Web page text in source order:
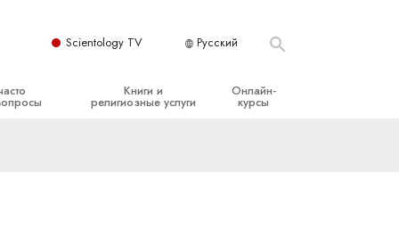
Scientology TV Русский
принципы
Книги и
религиозные услуги
Онлайн-
курсы